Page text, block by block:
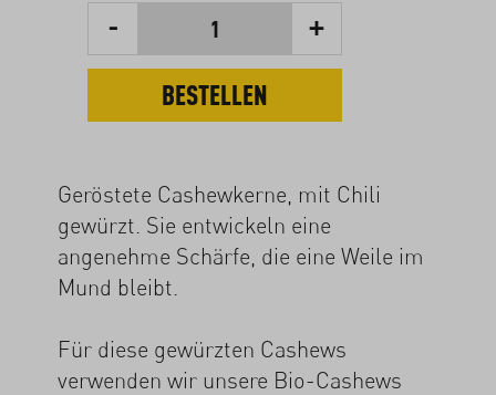
- 1 +
BESTELLEN
Geröstete Cashewkerne, mit Chili
gewürzt. Sie entwickeln eine
angenehme Schärfe, die eine Weile im
Mund bleibt.
Für diese gewürzten Cashews
verwenden wir unsere Bio-Cashews